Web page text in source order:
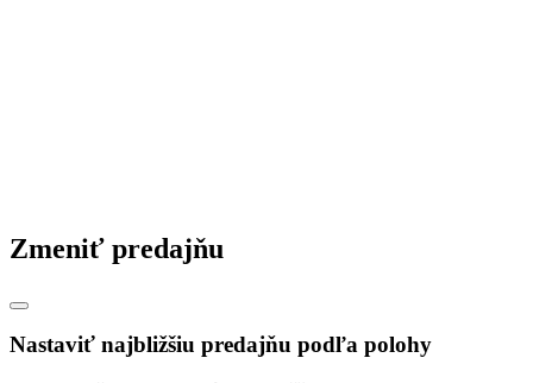
Zmeniť predajňu
Nastaviť najbližšiu predajňu podľa polohy